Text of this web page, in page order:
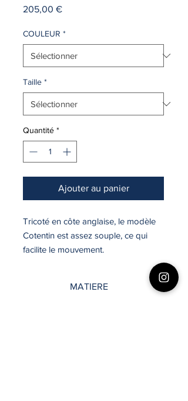
205,00 €Prix
COULEUR *
Taille *
Quantité *
Ajouter au panier
Tricoté en côte anglaise, le modèle
Cotentin est assez souple, ce qui
facilite le mouvement.
MATIERE